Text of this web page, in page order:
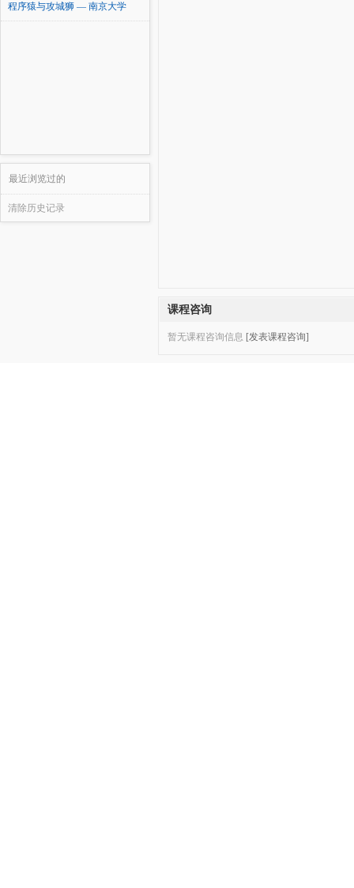
程序猿与攻城狮 — 南京大学
最近浏览过的
清除历史记录
课程咨询
暂无课程咨询信息 [发表课程咨询]